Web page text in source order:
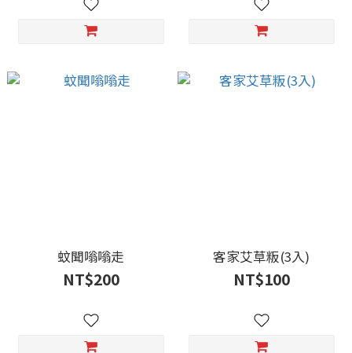
蚊聞嗡嗡走
NT$200
客家艾草粄(3入)
NT$100